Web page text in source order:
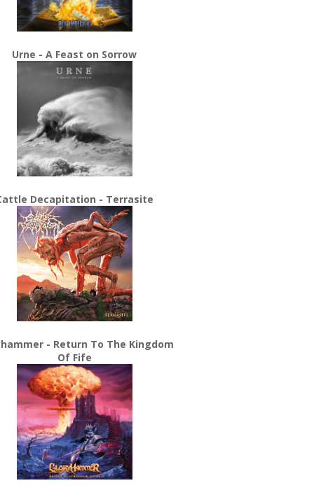
Urne - A Feast on Sorrow
Decapitation - Terrasite
- Return To The Kingdom
Of Fife